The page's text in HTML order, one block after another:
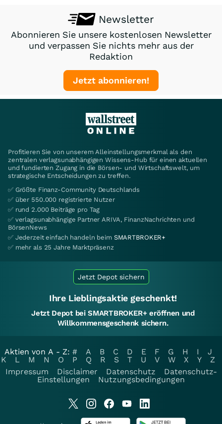
Newsletter
Abonnieren Sie unsere kostenlosen Newsletter
und verpassen Sie nichts mehr aus der
Redaktion
Jetzt abonnieren!
Profitieren Sie von unserem Alleinstellungsmerkmal als den
zentralen verlagsunabhängigen Wissens-Hub für einen aktuellen
und fundierten Zugang in die Börsen- und Wirtschaftswelt, um
strategische Entscheidungen zu treffen.
✅ Größte Finanz-Community Deutschlands
✅ über 550.000 registrierte Nutzer
✅ rund 2.000 Beiträge pro Tag
✅ verlagsunabhängige Partner ARIVA, FinanzNachrichten und
BörsenNews
✅ Jederzeit einfach handeln beim SMARTBROKER+
✅ mehr als 25 Jahre Marktpräsenz
Jetzt Depot sichern
Ihre Lieblingsaktie geschenkt!
Jetzt Depot bei SMARTBROKER+ eröffnen und
Willkommensgeschenk sichern.
Aktien von A - Z: # A B C D E F G H I
J
K
L M N O P Q R S T U V W X Y
Z
Impressum
Disclaimer Datenschutz
Datenschutz-
Einstellungen
Nutzungsbedingungen